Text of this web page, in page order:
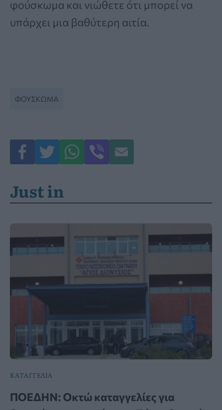
φούσκωμα και νιώθετε ότι μπορεί να
υπάρχει μια βαθύτερη αιτία.
ΦΟΥΣΚΩΜΑ
Just in
ΚΑΤΑΓΓΕΛΙΑ
ΠΟΕΔΗΝ: Οκτώ καταγγελίες για